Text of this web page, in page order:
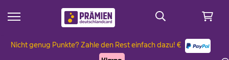
Nicht genug Punkte? Zahle den Rest einfach dazu! €